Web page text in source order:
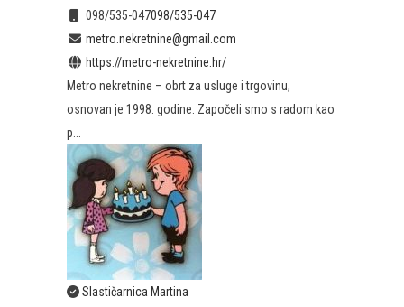
098/535-047098/535-047
metro.nekretnine@gmail.com
https://metro-nekretnine.hr/
Metro nekretnine – obrt za usluge i trgovinu,
osnovan je 1998. godine. Započeli smo s radom kao
p...
Slastičarnica Martina